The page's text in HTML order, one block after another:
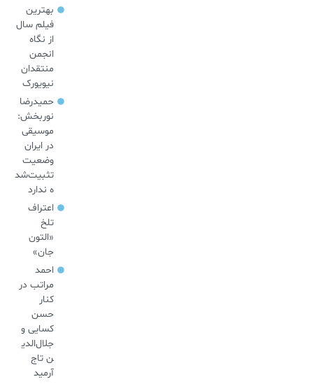
بهترین
فیلم سال
از نگاه
انجمن
منتقدان
نیویورک
حمیدرضا
نوربخش:
موسیقی
در ایران
وضعیت
تثبیت‌شد
ه ندارد
اعتراف
تلخ
«التون
جان»
احمد
مراتب در
کنار
حسن
کسایی و
جلال‌الدی
ن تاج
آرمید